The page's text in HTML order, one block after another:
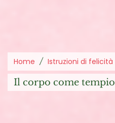
Home Istruzioni di felicità
il corpo come tempio